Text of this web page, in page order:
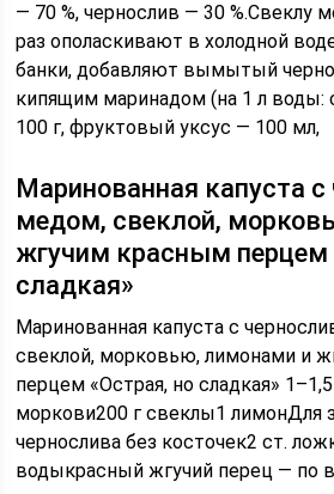
— 70 %, чернослив — 30
раз ополаскивают в холодной
банки, добавляют вымытый
кипящим маринадом (на 1 л воды:
100 г, фруктовый уксус — 100 мл,
Маринованная капуста
медом, свеклой,
жгучим красным перцем
сладкая»
Маринованная капуста с
свеклой, морковью, лимонами и
перцем «Острая, но сладкая»
моркови200 г свеклы1 лимонДля
чернослива без косточек2 ст.
водыкрасный жгучий перец — по